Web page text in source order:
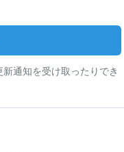
通知を受け取ったりでき